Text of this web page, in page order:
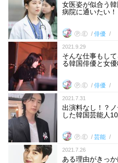
女医姿が似合う
病院に通いたい！
Ⓟ.Ⓔ 俳優
2021.9.29
そんな仕事もし
る韓国俳優と女
Ⓟ.Ⓔ 俳優
2021.7.31
出演料なし！？
した韓国芸能人
Ⓟ.Ⓔ 芸能
2021.7.26
ある理由がきっ